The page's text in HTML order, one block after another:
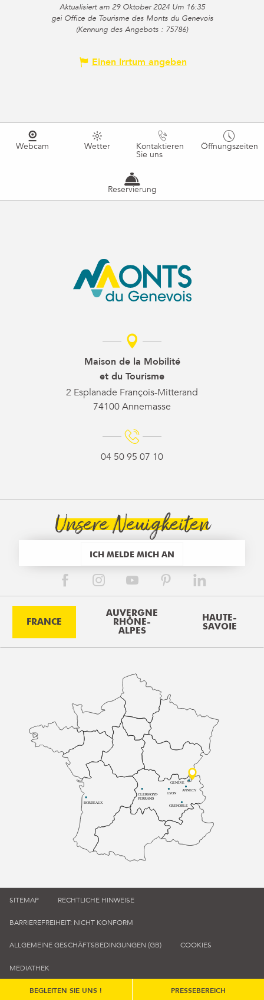
Aktualisiert am 29 Oktober 2024 Um 16:35
gei Office de Tourisme des Monts du Genevois
(Kennung des Angebots : 75786)
Einen Irrtum angeben
Webcam Wetter Kontaktieren
Sie uns
Öffnungszeiten
Reservierung
Maison de la Mobilité
et du Tourisme
2 Esplanade François-Mitterand
74100 Annemasse
04 50 95 07 10
Unsere Neuigkeiten
ICH MELDE MICH AN
FRANCE
AUVERGNE
RHÔNE-
ALPES
HAUTE-
SAVOIE
BORDEAUX
CLERMONT-
FERRAND
LYON
ANNECY
GRENOBLE
GENÈVE
SITEMAP RECHTLICHE HINWEISE
BARRIEREFREIHEIT: NICHT KONFORM
ALLGEMEINE GESCHÄFTSBEDINGUNGEN (GB) COOKIES
MEDIATHEK
BEGLEITEN SIE UNS ! PRESSEBEREICH